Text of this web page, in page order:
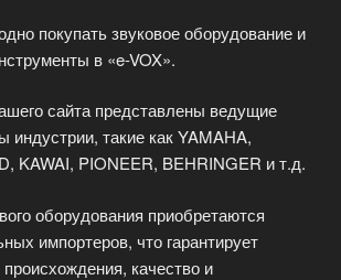
покупать звуковое оборудование и
в «e-VOX».
сайта представлены ведущие
индустрии, такие как YAMAHA,
KAWAI, PIONEER, BEHRINGER и т.д.
оборудования приобретаются
импортеров, что гарантирует
происхождения, качество и